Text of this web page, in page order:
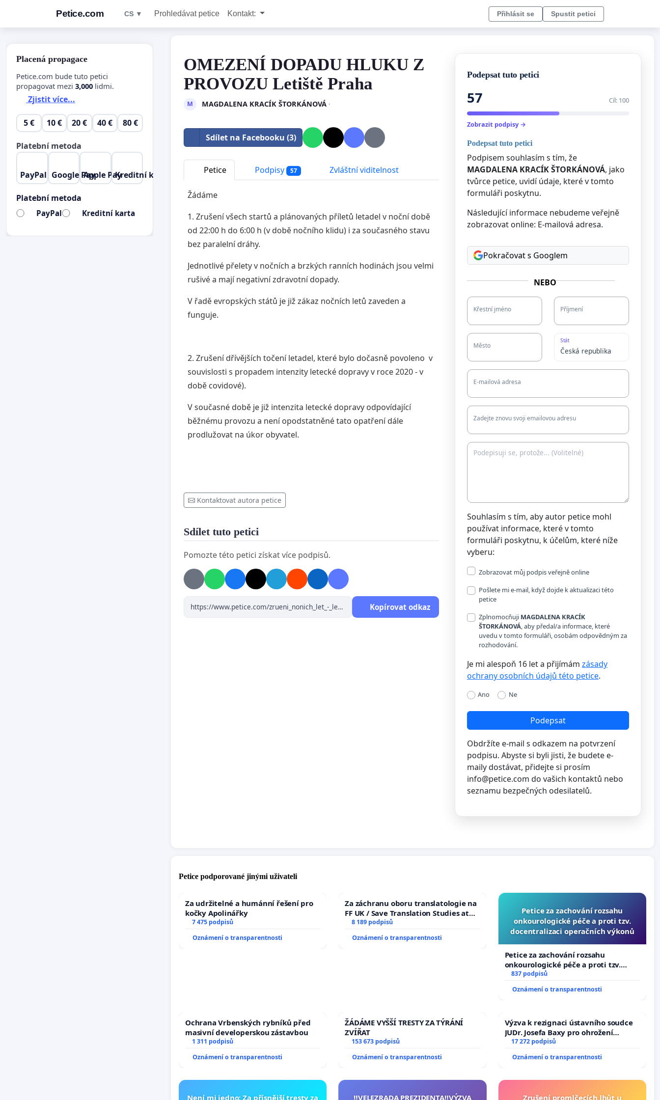
Petice.com CS ▼ Prohledávat petice Kontakt: Přihlásit se Spustit petici
OMEZENÍ DOPADU HLUKU Z
PROVOZU Letiště Praha
M MAGDALENA KRACÍK ŠTORKÁNOVÁ·
Sdílet na Facebooku (3)
Petice Podpisy 57 Zvláštní viditelnost
Žádáme
1. Zrušení všech startů a plánovaných příletů letadel v noční době
od 22:00 h do 6:00 h (v době nočního klidu) i za současného stavu
bez paralelní dráhy.
Jednotlivé přelety v nočních a brzkých ranních hodinách jsou velmi
rušivé a mají negativní zdravotní dopady.
V řadě evropských států je již zákaz nočních letů zaveden a
funguje.
2. Zrušení dřívějších točení letadel, které bylo dočasně povoleno v
souvislosti s propadem intenzity letecké dopravy v roce 2020 - v
době covidové).
V současné době je již intenzita letecké dopravy odpovídající
běžnému provozu a není opodstatněné tato opatření dále
prodlužovat na úkor obyvatel.
Kontaktovat autora petice
Sdílet tuto petici
Pomozte této petici získat více podpisů.
Kopírovat odkaz
Podepsat tuto petici
57 Cíl: 100
Zobrazit podpisy →
Podepsat tuto petici
Podpisem souhlasím s tím, že
MAGDALENA KRACÍK ŠTORKÁNOVÁ, jako
tvůrce petice, uvidí údaje, které v tomto
formuláři poskytnu.
Následující informace nebudeme veřejně
zobrazovat online: E-mailová adresa.
Pokračovat s Googlem
NEBO
Křestní jméno Příjmení
Město
Stát
E-mailová adresa
Zadejte znovu svoji emailovou adresu
Souhlasím s tím, aby autor petice mohl
používat informace, které v tomto
formuláři poskytnu, k účelům, které níže
vyberu:
Zobrazovat můj podpis veřejně online
Pošlete mi e-mail, když dojde k aktualizaci této
petice
Zplnomocňuji MAGDALENA KRACÍK
ŠTORKÁNOVÁ, aby předal/a informace, které
uvedu v tomto formuláři, osobám odpovědným za
rozhodování.
Je mi alespoň 16 let a přijímám zásady
ochrany osobních údajů této petice.
Ano Ne
Podepsat
Obdržíte e-mail s odkazem na potvrzení
podpisu. Abyste si byli jisti, že budete e-
maily dostávat, přidejte si prosím
info@petice.com do vašich kontaktů nebo
seznamu bezpečných odesilatelů.
Petice podporované jinými uživateli
Za udržitelné a humánní řešení pro
kočky Apolinářky
7 475 podpisů
Oznámení o transparentnosti
Za záchranu oboru translatologie na
FF UK / Save Translation Studies at
the Faculty of Arts, Charles
8 189 podpisů
Oznámení o transparentnosti
Petice za zachování rozsahu
onkourologické péče a proti tzv.
docentralizaci operačních výkonů
Petice za zachování rozsahu
onkourologické péče a proti tzv.
docentralizaci operačních výkonů
837 podpisů
Oznámení o transparentnosti
Ochrana Vrbenských rybníků před
masivní developerskou zástavbou
1 311 podpisů
Oznámení o transparentnosti
ŽÁDÁME VYŠŠÍ TRESTY ZA TÝRÁNÍ
ZVÍŘAT
153 673 podpisů
Oznámení o transparentnosti
Výzva k rezignaci ústavního soudce
JUDr. Josefa Baxy pro ohrožení
důvěry ve spravedlivý proces
17 272 podpisů
Oznámení o transparentnosti
Není mi jedno: Za přísnější tresty za
‼️VELEZRADA PREZIDENTA‼️VÝZVA
Zrušení promlčecích lhůt u
Placená propagace
Petice.com bude tuto petici
propagovat mezi 3,000 lidmi.
Zjistit více...
5 € 10 € 20 € 40 € 80 €
Platební metoda
PayPal Google PayApple PayKreditní karta
Platební metoda
PayPal Kreditní karta